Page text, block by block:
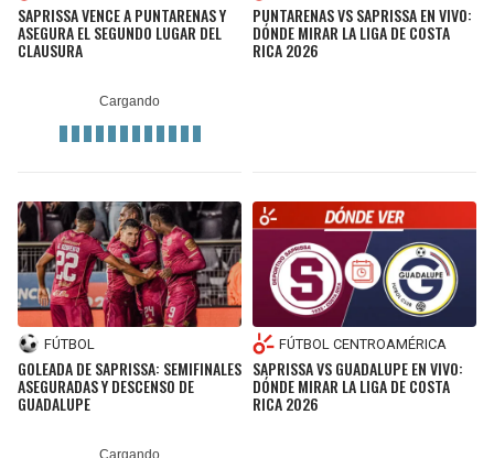
SAPRISSA VENCE A PUNTARENAS Y
ASEGURA EL SEGUNDO LUGAR DEL
CLAUSURA
PUNTARENAS VS SAPRISSA EN VIVO:
DÓNDE MIRAR LA LIGA DE COSTA
RICA 2026
FÚTBOL
GOLEADA DE SAPRISSA: SEMIFINALES
ASEGURADAS Y DESCENSO DE
GUADALUPE
FÚTBOL CENTROAMÉRICA
SAPRISSA VS GUADALUPE EN VIVO:
DÓNDE MIRAR LA LIGA DE COSTA
RICA 2026